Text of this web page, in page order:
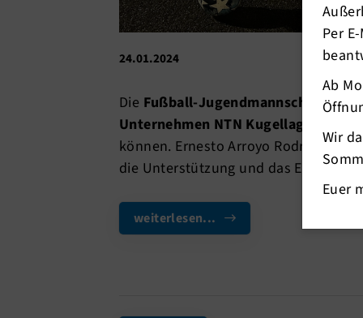
24.01.2024
Die Fußball-Jugendmannschaft E1
Unternehmen NTN Kugellagerfabrik
können. Ernesto Arroyo Rodriguez
die Unterstützung und das
weiterlesen...
Per
Ab
Wir
Euer